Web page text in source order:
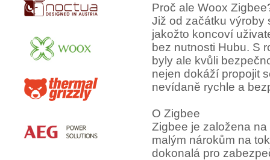
Proč ale Woox
Již od začátku výroby
jakožto koncoví
bez nutnosti Hubu. S
byly ale kvůli
nejen dokáží propojit
nevídaně rychle a
O Zigbee
Zigbee je založena
malým nárokům na
dokonalá pro